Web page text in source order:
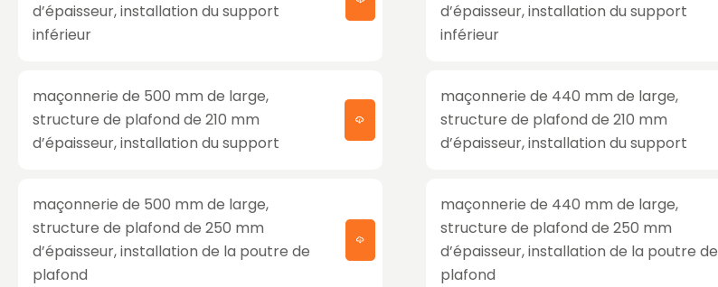
d’épaisseur, installation du support
inférieur
maçonnerie de 500 mm de large,
structure de plafond de 210 mm
d’épaisseur, installation du support
maçonnerie de 500 mm de large,
structure de plafond de 250 mm
d’épaisseur, installation de la poutre de
plafond
d’épaisseur, installation du support
inférieur
maçonnerie de 440 mm de large,
structure de plafond de 210 mm
d’épaisseur, installation du support
maçonnerie de 440 mm de large,
structure de plafond de 250 mm
d’épaisseur, installation de la poutre de
plafond